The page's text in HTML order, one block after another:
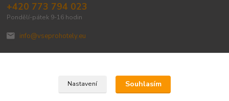
+420 773 794 023
Pondělí-pátek 9-16 hodin
info@vseprohotely.eu
Upravit sběr cookies.
Nastavení Souhlasím